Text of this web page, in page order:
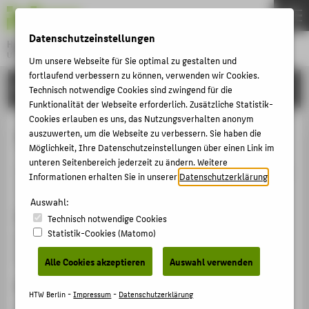
Hochschule für Technik und Wirtschaft Berlin
University of Applied Sciences
Menu
FORSCHUNG
The market accees rule
Veranstaltungsbeitrag › Sonstiger Veranstaltungsbeitrag
Veranstaltung
EU-Law
Utrecht Hogeschool | Online, 21.09.2020 - 22.09.2020
THEMEN
HOCHSCHULE
CAMPUS
STUDIUM
LEHRE
KARRIERE
INTERNATIONAL
INFORMATIONEN FÜR
Datenschutzeinstellungen
Um unsere Webseite für Sie optimal zu gestalten und
fortlaufend verbessern zu können, verwenden wir Cookies.
Technisch notwendige Cookies sind zwingend für die
Funktionalität der Webseite erforderlich. Zusätzliche Statistik-
Cookies erlauben es uns, das Nutzungsverhalten anonym
auszuwerten, um die Webseite zu verbessern. Sie haben die
Möglichkeit, Ihre Datenschutzeinstellungen über einen Link im
unteren Seitenbereich jederzeit zu ändern. Weitere
Informationen erhalten Sie in unsererDatenschutzerklärung
Auswahl:
Technisch notwendige Cookies
Statistik-Cookies (Matomo)
Alle Cookies akzeptieren Auswahl verwenden
HTW Berlin -Impressum- Datenschutzerklärung